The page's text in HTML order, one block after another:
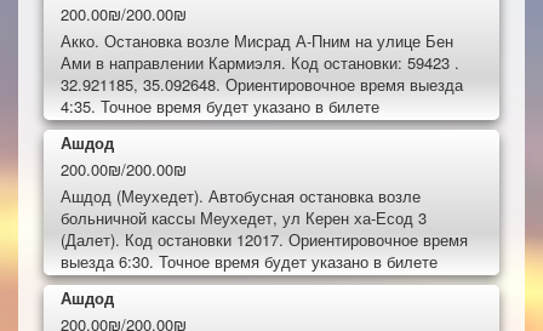
200.00₪/200.00₪
Акко. Остановка возле Мисрад А-Пним на улице Бен
Ами в направлении Кармиэля. Код остановки: 59423 .
32.921185, 35.092648. Ориентировочное время выезда
4:35. Точное время будет указано в билете
Ашдод
200.00₪/200.00₪
Ашдод (Меухедет). Автобусная остановка возле
больничной кассы Меухедет, ул Керен ха-Есод 3
(Далет). Код остановки 12017. Ориентировочное время
выезда 6:30. Точное время будет указано в билете
Ашдод
200.00₪/200.00₪